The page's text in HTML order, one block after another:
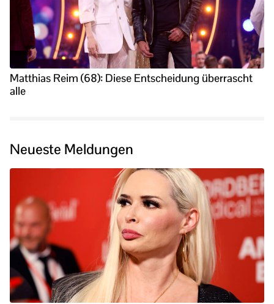
Matthias Reim (68): Diese Entscheidung überrascht
alle
Neueste Meldungen